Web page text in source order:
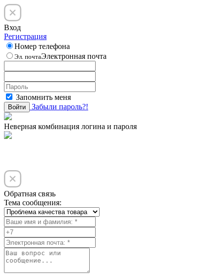
Вход
Регистрация
Номер телефона
Эл. почтаЭлектронная почта
Запомнить меня
Войти Забыли пароль?!
Неверная комбинация логина и пароля
Обратная связь
Тема сообщения: